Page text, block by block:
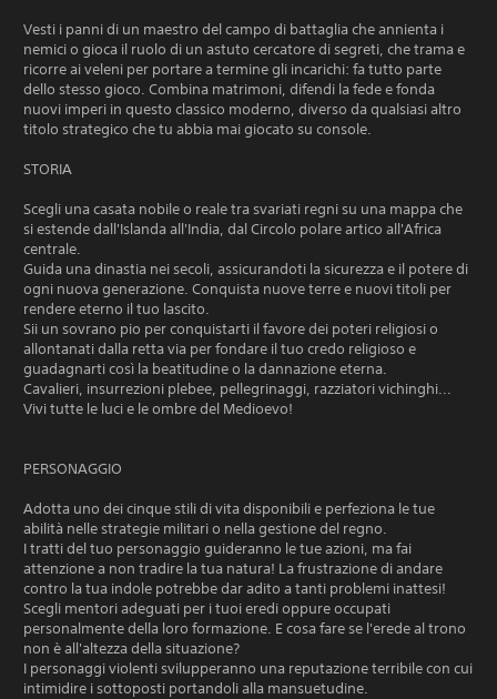
Vesti i panni di un maestro del campo di battaglia che annienta i
nemici o gioca il ruolo di un astuto cercatore di segreti, che trama e
ricorre ai veleni per portare a termine gli incarichi: fa tutto parte
dello stesso gioco. Combina matrimoni, difendi la fede e fonda
nuovi imperi in questo classico moderno, diverso da qualsiasi altro
titolo strategico che tu abbia mai giocato su console.
STORIA
Scegli una casata nobile o reale tra svariati regni su una mappa che
si estende dall'Islanda all'India, dal Circolo polare artico all'Africa
centrale.
Guida una dinastia nei secoli, assicurandoti la sicurezza e il potere di
ogni nuova generazione. Conquista nuove terre e nuovi titoli per
rendere eterno il tuo lascito.
Sii un sovrano pio per conquistarti il favore dei poteri religiosi o
allontanati dalla retta via per fondare il tuo credo religioso e
guadagnarti così la beatitudine o la dannazione eterna.
Cavalieri, insurrezioni plebee, pellegrinaggi, razziatori vichinghi...
Vivi tutte le luci e le ombre del Medioevo!
PERSONAGGIO
Adotta uno dei cinque stili di vita disponibili e perfeziona le tue
abilità nelle strategie militari o nella gestione del regno.
I tratti del tuo personaggio guideranno le tue azioni, ma fai
attenzione a non tradire la tua natura! La frustrazione di andare
contro la tua indole potrebbe dar adito a tanti problemi inattesi!
Scegli mentori adeguati per i tuoi eredi oppure occupati
personalmente della loro formazione. E cosa fare se l'erede al trono
non è all'altezza della situazione?
I personaggi violenti svilupperanno una reputazione terribile con cui
intimidire i sottoposti portandoli alla mansuetudine.